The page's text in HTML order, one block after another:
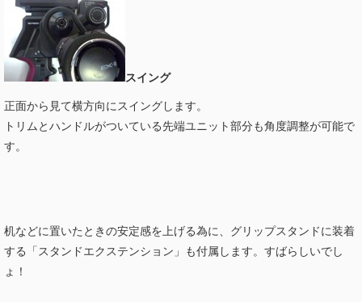
スイング
正面から見て横方向にスイングします。
トリムとハンドルがついている先端ユニット部分も角度調整が可能で
す。
机などに置いたときの安定感を上げる為に、グリップスタンドに装着
する「スタンドエクステンション」も付属します。すばらしいでし
ょ！